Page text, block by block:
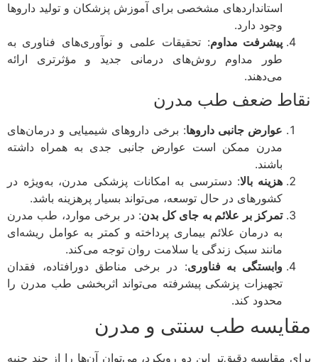
استانداردهای مشخصی برای آموزش پزشکان و تولید داروها
وجود دارد.
پیشرفت مداوم: تحقیقات علمی و نوآوری‌های فناوری به
طور مداوم روش‌های درمانی جدید و مؤثرتری ارائه
می‌دهند.
ضعف طب مدرن
عوارض جانبی داروها: برخی داروهای شیمیایی و درمان‌های
مدرن ممکن است عوارض جانبی جدی به همراه داشته
باشند.
هزینه بالا: دسترسی به امکانات پزشکی مدرن، به‌ویژه در
کشورهای در حال توسعه، می‌تواند بسیار پرهزینه باشد.
تمرکز بر علائم به جای کل بدن: در برخی موارد، طب مدرن
به درمان علائم بیماری پرداخته و کمتر به عوامل ریشه‌ای
مانند سبک زندگی یا سلامت روان توجه می‌کند.
وابستگی به فناوری: در برخی مناطق دورافتاده، فقدان
تجهیزات پزشکی پیشرفته می‌تواند اثربخشی طب مدرن را
محدود کند.
طب سنتی و مدرن
مقایسه دقیق‌تر این دو رویکرد، می‌توان آن‌ها را از چند جنبه